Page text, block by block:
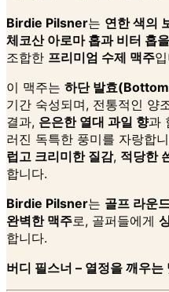
Birdie Pilsner는 연한 색의
체코산 아로마 홉과 비터 홉
조합한 프리미엄 수제 맥주
이 맥주는 하단 발효
기간 숙성되며, 전통적인 양
결과, 은은한 열대 과일 향과
러진 독특한 풍미를 자랑합
럽고 크리미한 질감, 적당한
합니다.
Birdie Pilsner는 골프 라운
완벽한 맥주로, 골퍼들에게
합니다.
버디 필스너 – 열정을 깨우는